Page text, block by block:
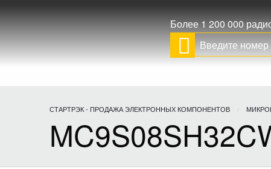
Более 1 200 000
СТАРТРЭК - ПРОДАЖА ЭЛЕКТРОННЫХ КОМПОНЕНТОВ